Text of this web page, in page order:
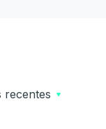
recentes